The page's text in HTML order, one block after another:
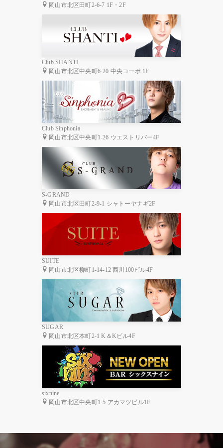
岡山市北区田町2-6-7 1F・2F
Club SHANTI
岡山市北区中央町6-20 中央コーポ 1F
Club Sinphonia
岡山市北区中央町1-26 ウエストリバー4F
S-GRAND
岡山市北区田町2-9-1 シャトーヤナギ2F
SUITE
岡山市北区柳町1-14-12 西川100ビル4F
SUGAR
岡山市北区本町2-1 K＆Kビル4F
sixnine
岡山市北区中央町1-5 アカマツビル1F